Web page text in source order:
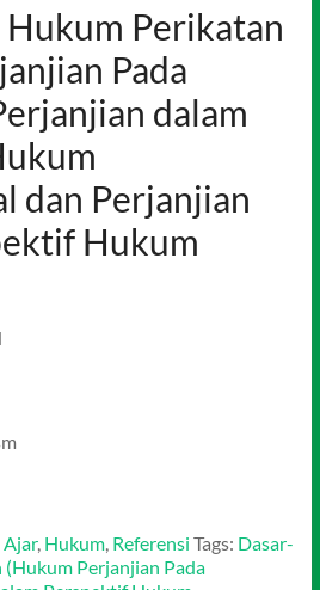
Hukum Perikatan
Pada
dalam
dan Perjanjian
Hukum
Ajar, Hukum, Referensi Tags: Dasar-
Perjanjian Pada